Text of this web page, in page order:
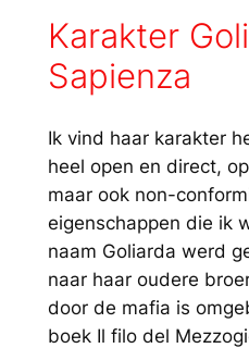
Karakter
Sapienza
Ik vind haar karakter
heel open en direct,
maar ook non-
eigenschappen die ik
naam Goliarda werd
naar haar oudere
door de mafia is
boek Il filo del